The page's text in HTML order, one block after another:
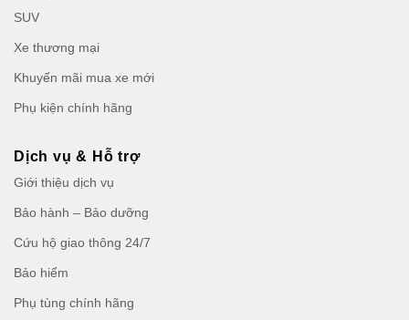
SUV
Xe thương mại
Khuyến mãi mua xe mới
Phụ kiện chính hãng
Dịch vụ & Hỗ trợ
Giới thiệu dịch vụ
Bảo hành – Bảo dưỡng
Cứu hộ giao thông 24/7
Bảo hiểm
Phụ tùng chính hãng